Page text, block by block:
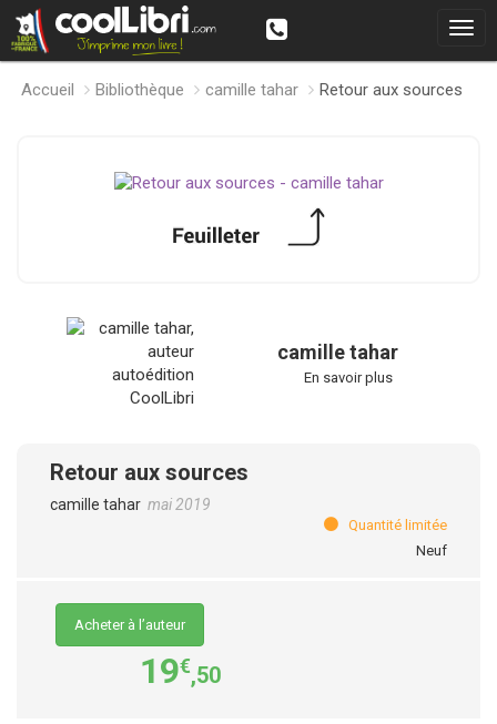
Accueil Bibliothèque camille tahar Retour aux sources
camille tahar
En savoir plus
Retour aux sources
camille tahar mai 2019
Quantité limitée
Neuf
Acheter à l’auteur
19€,50